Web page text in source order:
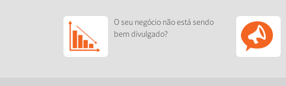
O seu negócio não está sendo
bem divulgado?